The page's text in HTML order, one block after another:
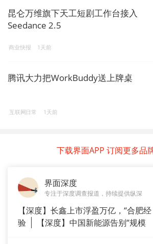
昆仑万维旗下天工短剧工作台接入
Seedance 2.5
商业快报 1天前
腾讯大力把WorkBuddy送上牌桌
互联网日常 1天前
下载界面APP 订阅更多品
界面深度
专注于深度调查报道，持续提供纵深
【深度】长鑫上市浮盈万亿，“合肥经
验
【深度】中国新能源告别“规模